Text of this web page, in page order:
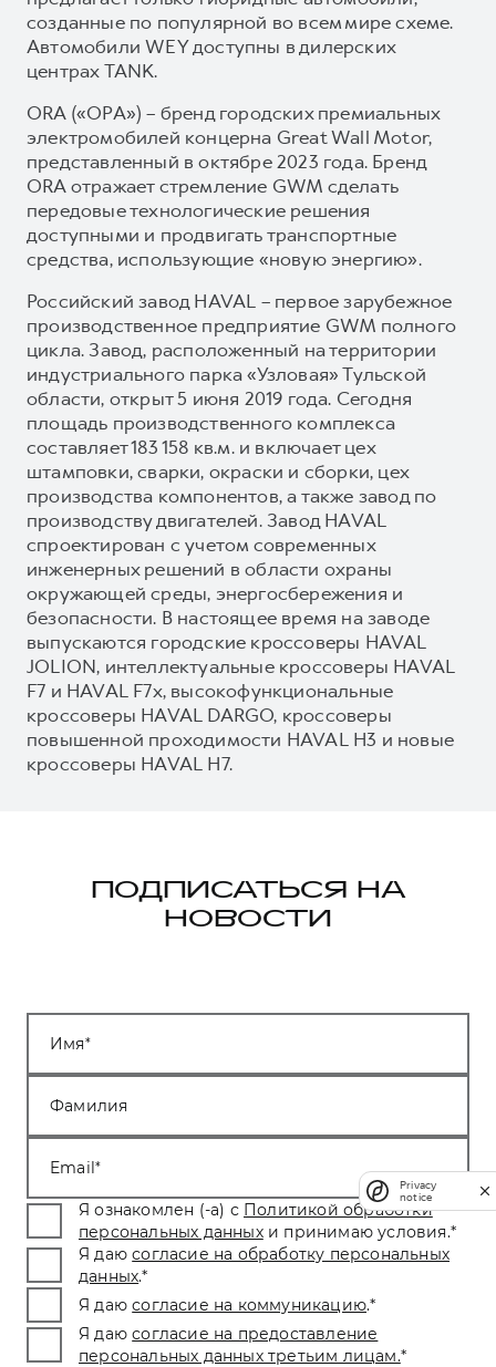
созданные по популярной во всем мире схеме.
Автомобили WEY доступны в дилерских
центрах TANK.
ORA («ОРА») – бренд городских премиальных
электромобилей концерна Great Wall Motor,
представленный в октябре 2023 года. Бренд
ORA отражает стремление GWM сделать
передовые технологические решения
доступными и продвигать транспортные
средства, использующие «новую энергию».
Российский завод HAVAL – первое зарубежное
производственное предприятие GWM полного
цикла. Завод, расположенный на территории
индустриального парка «Узловая» Тульской
области, открыт 5 июня 2019 года. Сегодня
площадь производственного комплекса
составляет 183 158 кв.м. и включает цех
штамповки, сварки, окраски и сборки, цех
производства компонентов, а также завод по
производству двигателей. Завод HAVAL
спроектирован с учетом современных
инженерных решений в области охраны
окружающей среды, энергосбережения и
безопасности. В настоящее время на заводе
выпускаются городские кроссоверы HAVAL
JOLION, интеллектуальные кроссоверы HAVAL
F7 и HAVAL F7x, высокофункциональные
кроссоверы HAVAL DARGO, кроссоверы
повышенной проходимости HAVAL H3 и новые
кроссоверы HAVAL H7.
ПОДПИСАТЬСЯ НА
НОВОСТИ
Имя
Фамилия
Email
Я ознакомлен (-а) с Политикой обработки
персональных данных и принимаю условия.*
Я даю согласие на обработку персональных
данных.*
Я даю согласие на коммуникацию.*
Я даю согласие на предоставление
персональных данных третьим лицам.*
Privacy
notice